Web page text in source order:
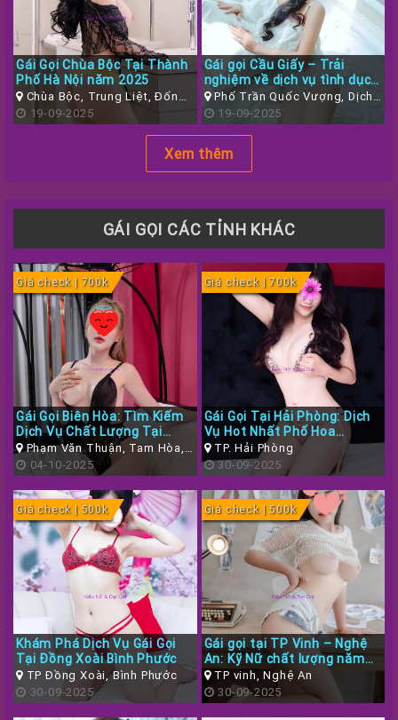
Gái Gọi Chùa Bộc Tại Thành
Phố Hà Nội năm 2025
Chùa Bộc, Trung Liệt, Đống
Đa, Hà Nội
19-09-2025
Gái gọi Cầu Giấy – Trải
nghiệm về dịch vụ tình dục
18+ tại thủ đô Hà Nội
Phố Trần Quốc Vượng, Dịch
Vọng Hậu, Cầu Giấy, Hà Nội
19-09-2025
Xem thêm
GÁI GỌI CÁC TỈNH KHÁC
Giá check | 700k
Gái Gọi Biên Hòa: Tìm Kiếm
Dịch Vụ Chất Lượng Tại
Đồng Nai
Phạm Văn Thuận, Tam Hòa,
Biên Hòa, Đồng Nai
04-10-2025
Giá check | 700k
Gái Gọi Tại Hải Phòng: Dịch
Vụ Hot Nhất Phố Hoa
Phượng
TP. Hải Phòng
30-09-2025
Giá check | 500k
Khám Phá Dịch Vụ Gái Gọi
Tại Đồng Xoài Bình Phước
TP Đồng Xoài, Bình Phước
30-09-2025
Giá check | 500k
Gái gọi tại TP Vinh – Nghệ
An: Kỹ Nữ chất lượng năm
2025
TP vinh, Nghệ An
30-09-2025